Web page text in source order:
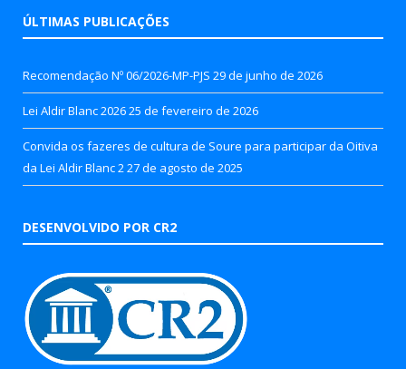
ÚLTIMAS PUBLICAÇÕES
Recomendação Nº 06/2026-MP-PJS 29 de junho de 2026
Lei Aldir Blanc 202625 de fevereiro de 2026
Convida os fazeres de cultura de Soure para participar da Oitiva
da Lei Aldir Blanc 227 de agosto de 2025
DESENVOLVIDO POR CR2